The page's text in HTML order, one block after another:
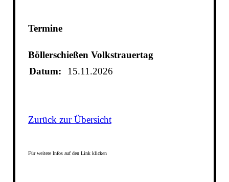
Termine
Böllerschießen Volkstrauertag
Datum:
15.11.2026
Zurück zur Übersicht
Für weitere Infos auf den Link klicken